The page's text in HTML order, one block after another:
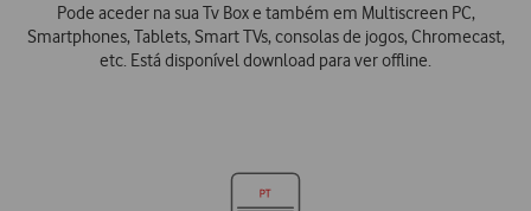
Pode aceder na sua Tv Box e também em Multiscreen PC,
Smartphones, Tablets, Smart TVs, consolas de jogos, Chromecast,
etc. Está disponível download para ver offline.